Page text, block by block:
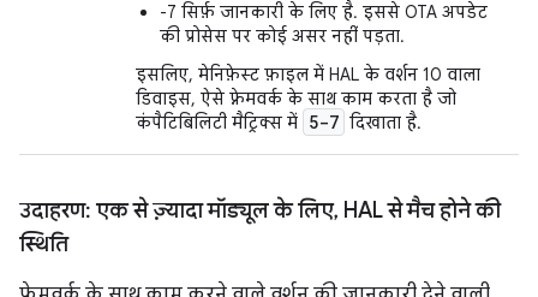
-7 सिर्फ़ जानकारी के लिए है. इससे OTA अपडेट
की प्रोसेस पर कोई असर नहीं पड़ता.
इसलिए, मेनिफ़ेस्ट फ़ाइल में HAL के वर्शन 10 वाला
डिवाइस, ऐसे फ़्रेमवर्क के साथ काम करता है जो
कंपैटिबिलिटी मैट्रिक्स में 5-7 दिखाता है.
उदाहरण: एक से ज़्यादा मॉड्यूल के लिए, HAL से मैच होने की
स्थिति